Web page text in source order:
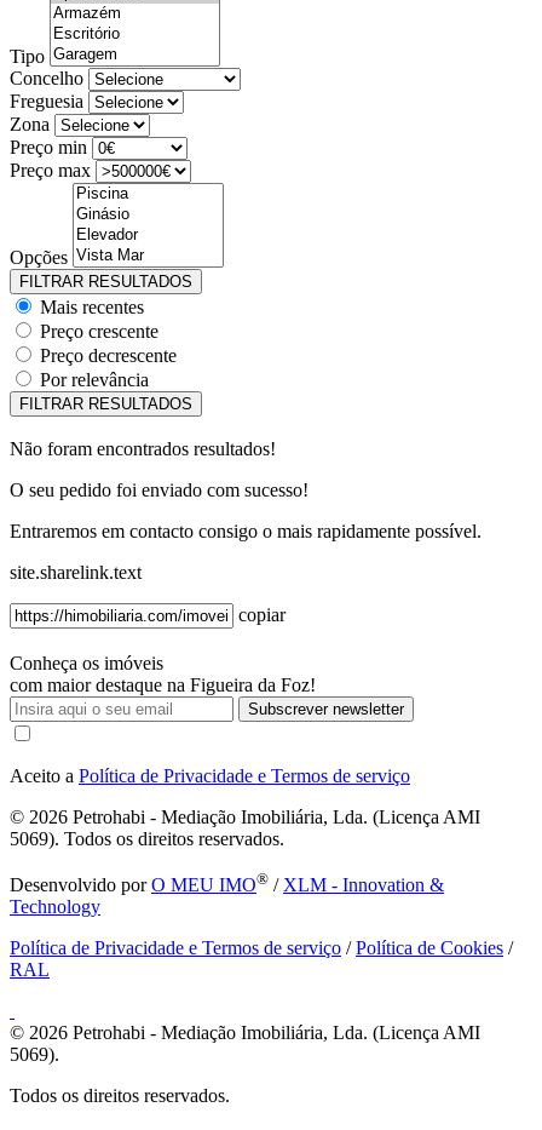
Tipo
Concelho
Freguesia
Zona
Preço min
Preço max
Opções
Mais recentes
Preço crescente
Preço decrescente
Por relevância
Não foram encontrados resultados!
O seu pedido foi enviado com sucesso!
Entraremos em contacto consigo o mais rapidamente possível.
site.sharelink.text
copiar
Conheça os imóveis
com maior destaque na Figueira da Foz!
Subscrever newsletter
Aceito a Política de Privacidade e Termos de serviço
© 2026 Petrohabi - Mediação Imobiliária, Lda. (Licença AMI
5069). Todos os direitos reservados.
Desenvolvido porO MEU IMO® / XLM - Innovation &
Technology
Política de Privacidade e Termos de serviço /Política de Cookies /
RAL
© 2026 Petrohabi - Mediação Imobiliária, Lda. (Licença AMI
5069).
Todos os direitos reservados.